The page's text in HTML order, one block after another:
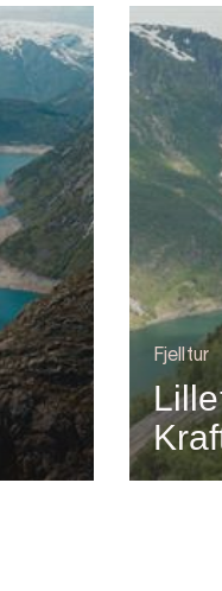
Fjelltur